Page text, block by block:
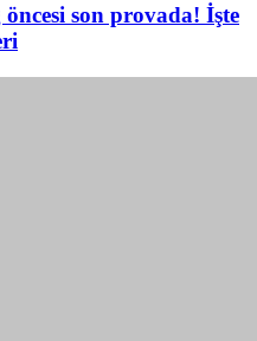
son provada! İşte